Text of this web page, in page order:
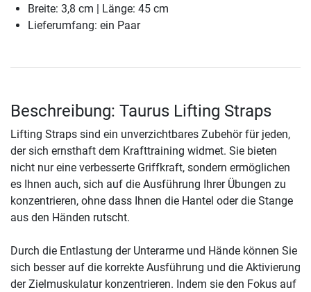
Breite: 3,8 cm | Länge: 45 cm
Lieferumfang: ein Paar
Beschreibung: Taurus Lifting Straps
Lifting Straps sind ein unverzichtbares Zubehör für jeden,
der sich ernsthaft dem Krafttraining widmet. Sie bieten
nicht nur eine verbesserte Griffkraft, sondern ermöglichen
es Ihnen auch, sich auf die Ausführung Ihrer Übungen zu
konzentrieren, ohne dass Ihnen die Hantel oder die Stange
aus den Händen rutscht.
Durch die Entlastung der Unterarme und Hände können Sie
sich besser auf die korrekte Ausführung und die Aktivierung
der Zielmuskulatur konzentrieren. Indem sie den Fokus auf